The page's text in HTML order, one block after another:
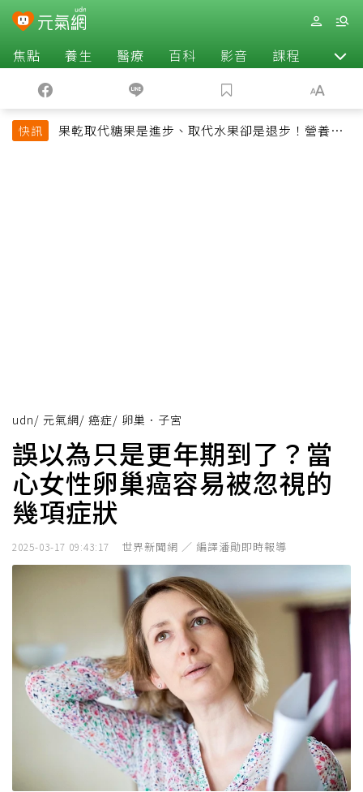
焦點 養生 醫療 百科 影音 課程 退休
快訊
果乾取代糖果是進步、取代水果卻是退步！營養師
udn/ 元氣網/ 癌症/ 卵巢．子宮
誤以為只是更年期到了？當
心女性卵巢癌容易被忽視的
幾項症狀
2025-03-17 09:43:17 世界新聞網 ／ 編譯潘勛即時報導